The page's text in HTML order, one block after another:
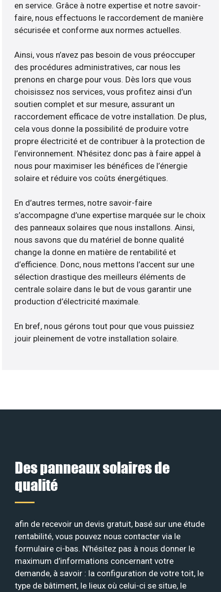
en service. Grâce à notre expertise et notre savoir-
faire, nous effectuons le raccordement de manière
sécurisée et conforme aux normes actuelles.
Ainsi, vous n’avez pas besoin de vous préoccuper
des procédures administratives, car nous les
prenons en charge pour vous. Dès lors que vous
choisissez nos services, vous profitez ainsi d’un
soutien complet et sur mesure, assurant un
raccordement efficace de votre installation. De plus,
cela vous donne la possibilité de produire votre
propre électricité et de contribuer à la protection de
l’environnement. N’hésitez donc pas à faire appel à
nous pour maximiser les bénéfices de l’énergie
solaire et réduire vos coûts énergétiques.
En d’autres termes, notre savoir-faire
s’accompagne d’une expertise marquée sur le choix
des panneaux solaires que nous installons. Ainsi,
nous savons que du matériel de bonne qualité
change la donne en matière de rentabilité et
d’efficience. Donc, nous mettons l’accent sur une
sélection drastique des meilleurs éléments de
centrale solaire dans le but de vous garantir une
production d’électricité maximale.
En bref, nous gérons tout pour que vous puissiez
jouir pleinement de votre installation solaire.
Des panneaux solaires de
qualité
afin de recevoir un devis gratuit, basé sur une étude
rentabilité, vous pouvez nous contacter via le
formulaire ci-bas. N’hésitez pas à nous donner le
maximum d’informations concernant votre
demande, à savoir : la configuration de votre toit, le
type de bâtiment, le lieux où celui-ci se situe, le